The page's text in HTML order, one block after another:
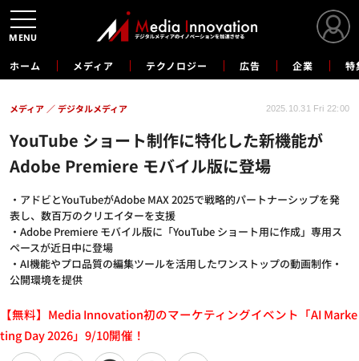
ホーム メディア テクノロジー 広告 企業 特
YouTube ショート制作に特化した新機能が
Adobe Premiere モバイル版に登場
・アドビとYouTubeがAdobe MAX 2025で戦略的パートナーシップを発
表し、数百万のクリエイターを支援
・Adobe Premiere モバイル版に「YouTube ショート用に作成」専用ス
ペースが近日中に登場
・AI機能やプロ品質の編集ツールを活用したワンストップの動画制作・
公開環境を提供
メディア デジタルメディア 2025.10.31 Fri 22:00
【無料】Media Innovation初のマーケティングイベント「AI Marke
ting Day 2026」9/10開催！
MENU